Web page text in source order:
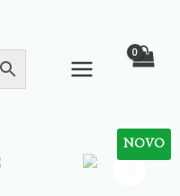
NOVO